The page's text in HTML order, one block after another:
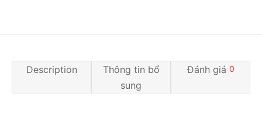
Description
Thông tin bổ
sung
Đánh giá 0